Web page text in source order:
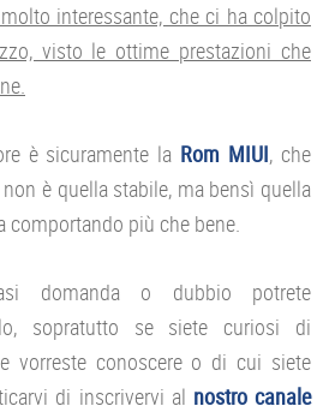
interessante, che ci ha colpito
visto le ottime prestazioni che
è sicuramente la Rom MIUI, che
è quella stabile, ma bensì quella
comportando più che bene.
domanda o dubbio potrete
sopratutto se siete curiosi di
vorreste conoscere o di cui siete
di inscrivervi al nostro canale